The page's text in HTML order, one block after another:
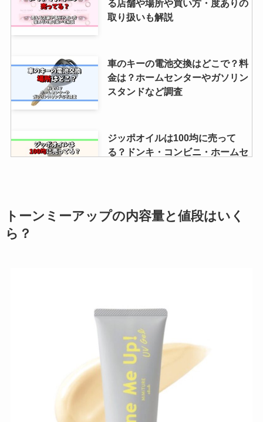
る店舗や場所や買い方・度ありの
取り扱いも解説
車のキーの電池交換はどこで？料
金は？ホームセンターやガソリン
スタンドなど調査
ジッポオイルは100均に売って
る？ドンキ・コンビニ・ホームセ
soyoブラシはどこで売ってる？再
販はいつ？楽天・通販で買える？
など取扱店＆料金をチェック！
アトムARフーディは売ってな
い？予約できるの？入荷日はい
つ？販売店や値段調査
トーンミーアップの内容量と値段はいく
ら？